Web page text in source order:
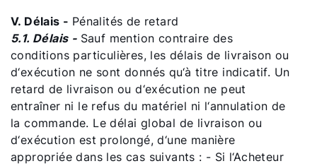
V. Délais - Pénalités de retard
5.1. Délais -Sauf mention contraire des
conditions particulières, les délais de livraison ou
d‘exécution ne sont donnés qu‘à titre indicatif. Un
retard de livraison ou d‘exécution ne peut
entraîner ni le refus du matériel ni l‘annulation de
la commande. Le délai global de livraison ou
d‘exécution est prolongé, d‘une manière
appropriée dans les cas suivants : - Si l‘Acheteur